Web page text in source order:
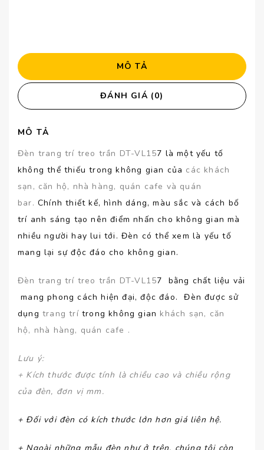
MÔ TẢ
ĐÁNH GIÁ (0)
MÔ TẢ
Đèn trang trí treo trần DT-VL157 là một yếu tố
không thể thiếu trong không gian của các khách
sạn, căn hộ, nhà hàng, quán cafe và quán
bar. Chính thiết kế, hình dáng, màu sắc và cách bố
trí anh sáng tạo nên điểm nhấn cho không gian mà
nhiều người hay lui tới. Đèn có thể xem là yếu tố
mang lại sự độc đáo cho không gian.
Đèn trang trí treo trần DT-VL157 bằng chất liệu vải
mang phong cách hiện đại, độc đáo. Đèn được sử
dụng trang trí trong không gian khách sạn, căn
hộ, nhà hàng, quán cafe .
Lưu ý:
+ Kích thước được tính là chiều cao và chiều rộng
của đèn, đơn vị mm.
+ Đối với đèn có kích thước lớn hơn giá liên hệ.